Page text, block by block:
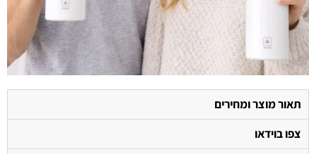
תאור מוצר ומחירים
צפו בוידאו